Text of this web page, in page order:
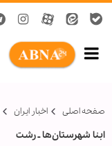
صفحه اصلی اخبار ایران
ابنا شهرستان‌ها ـ رشت